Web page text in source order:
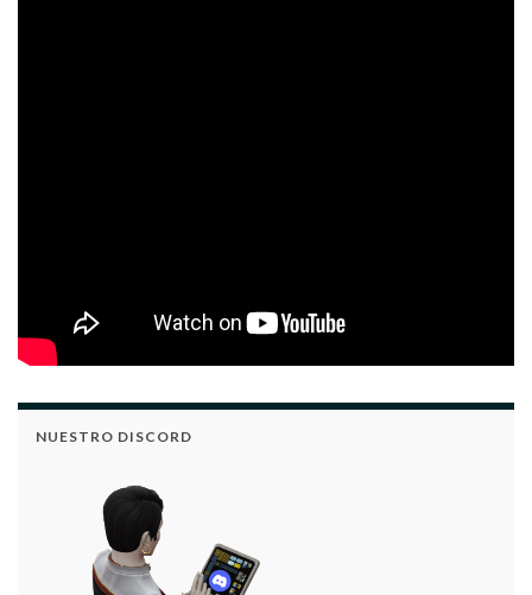
NUESTRO DISCORD